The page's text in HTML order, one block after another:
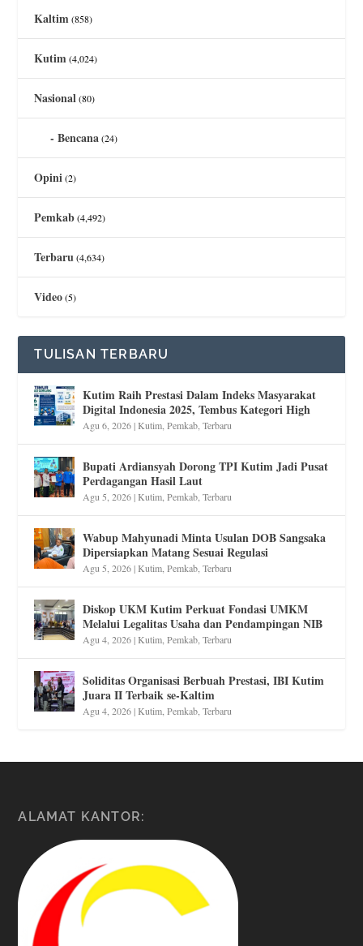
Kaltim(858)
Kutim(4,024)
Nasional(80)
Bencana(24)
Opini(2)
Pemkab(4,492)
Terbaru(4,634)
Video(5)
TULISAN TERBARU
Kutim Raih Prestasi Dalam Indeks Masyarakat
Digital Indonesia 2025, Tembus Kategori High
Agu 6, 2026|Kutim ,Pemkab ,Terbaru
Bupati Ardiansyah Dorong TPI Kutim Jadi Pusat
Perdagangan Hasil Laut
Agu 5, 2026|Kutim ,Pemkab ,Terbaru
Wabup Mahyunadi Minta Usulan DOB Sangsaka
Dipersiapkan Matang Sesuai Regulasi
Agu 5, 2026|Kutim ,Pemkab ,Terbaru
Diskop UKM Kutim Perkuat Fondasi UMKM
Melalui Legalitas Usaha dan Pendampingan NIB
Agu 4, 2026|Kutim ,Pemkab ,Terbaru
Soliditas Organisasi Berbuah Prestasi, IBI Kutim
Juara II Terbaik se-Kaltim
Agu 4, 2026|Kutim ,Pemkab ,Terbaru
ALAMAT KANTOR: